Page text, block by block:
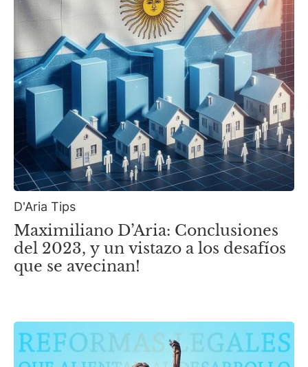
D'Aria Tips
Maximiliano D’Aria: Conclusiones
del 2023, y un vistazo a los desafíos
que se avecinan!